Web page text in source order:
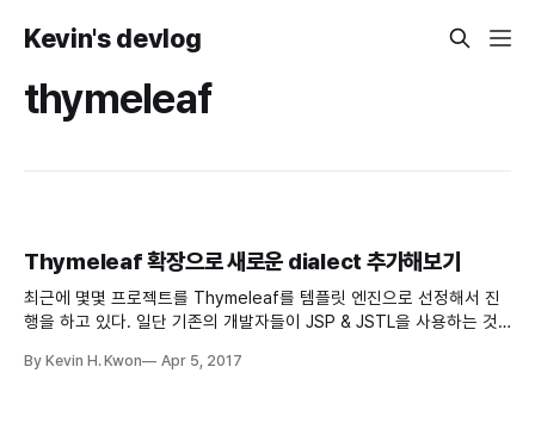
Kevin's devlog
thymeleaf
Thymeleaf 확장으로 새로운 dialect 추가해보기
최근에 몇몇 프로젝트를 Thymeleaf를 템플릿 엔진으로 선정해서 진
행을 하고 있다. 일단 기존의 개발자들이 JSP & JSTL을 사용하는 것
Framework와 궁합도 잘 맞아보이고 개인 프로젝트를 몇개 해보니 확
By Kevin H. Kwon Apr 5, 2017